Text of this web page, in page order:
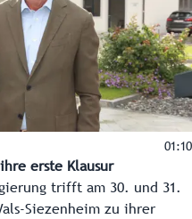
01:10
erste Klausur
trifft am 30. und 31.
Siezenheim zu ihrer